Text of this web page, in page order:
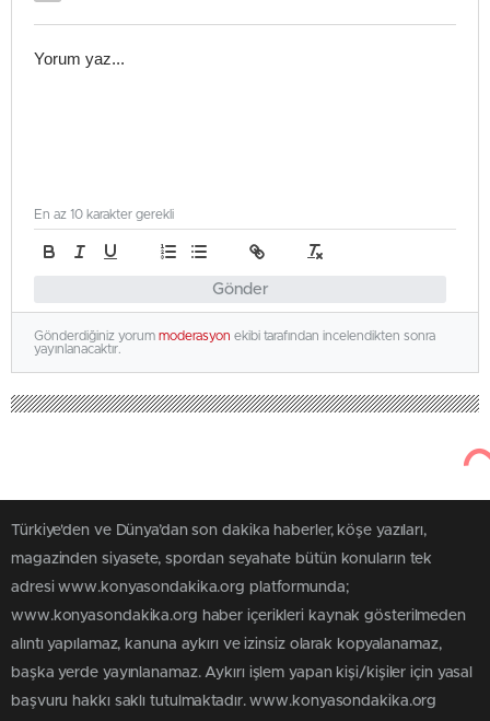
Gönder
En az 10 karakter gerekli
Gönderdiğiniz yorum moderasyon ekibi tarafından incelendikten sonra
yayınlanacaktır.
Türkiye'den ve Dünya’dan son dakika haberler, köşe yazıları,
magazinden siyasete, spordan seyahate bütün konuların tek
adresi www.konyasondakika.org platformunda;
www.konyasondakika.org haber içerikleri kaynak gösterilmeden
alıntı yapılamaz, kanuna aykırı ve izinsiz olarak kopyalanamaz,
başka yerde yayınlanamaz. Aykırı işlem yapan kişi/kişiler için yasal
başvuru hakkı saklı tutulmaktadır. www.konyasondakika.org